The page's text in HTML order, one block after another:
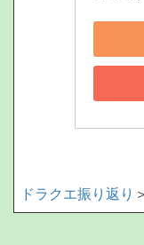
ドラクエ振り返り ＞